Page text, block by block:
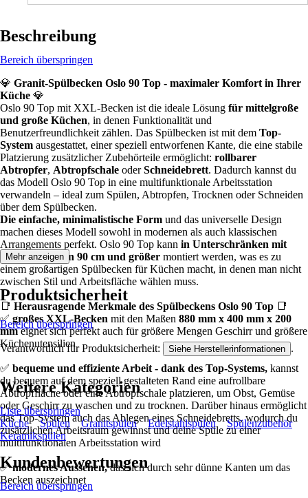
Beschreibung
Bereich überspringen
💎 Granit-Spülbecken Oslo 90 Top - maximaler Komfort in Ihrer
Küche 💎
Oslo 90 Top mit XXL-Becken ist die ideale Lösung für mittelgroße
und große Küchen, in denen Funktionalität und
Benutzerfreundlichkeit zählen. Das Spülbecken ist mit dem Top-
System ausgestattet, einer speziell entworfenen Kante, die eine stabile
Platzierung zusätzlicher Zubehörteile ermöglicht: rollbarer
Abtropfer, Abtropfschale oderSchneidebrett. Dadurch kannst du
das Modell Oslo 90 Top in eine multifunktionale Arbeitsstation
verwandeln – ideal zum Spülen, Abtropfen, Trocknen oder Schneiden
über dem Spülbecken.
Die einfache, minimalistische Form und das universelle Design
machen dieses Modell sowohl in modernen als auch klassischen
Arrangements perfekt. Oslo 90 Top kann in Unterschränken mit
einer Breite von 90 cm und größer montiert werden, was es zu
einem großartigen Spülbecken für Küchen macht, in denen man nicht
zwischen Stil und Arbeitsfläche wählen muss.
📑 Herausragende Merkmale des Spülbeckens Oslo 90 Top 📑
✅ großes XXL-Becken mit den Maßen 880 mm x 400 mm x 200
mmeignet sich perfekt auch für größere Mengen Geschirr und größere
Küchenutensilien
✅ bequeme und effiziente Arbeit - dank des Top-Systems, kannst
du bequem auf dem speziell gestalteten Rand eine aufrollbare
Abtropffläche oder eine Abtropfschale platzieren, um Obst, Gemüse
oder Geschirr zu waschen und zu trocknen. Darüber hinaus ermöglicht
das Top-System auch das Ablegen eines Schneidebretts, wodurch du
zusätzlichen Arbeitsraum gewinnst und deine Spüle zu einer
multifunktionalen Arbeitsstation wird
✅modernes Aussehen,das sich durch sehr dünne Kanten um das
Becken auszeichnet
Mehr anzeigen
Produktsicherheit
Bereich überspringen
Verantwortlich für Produktsicherheit: Siehe Herstellerinformationen .
Weitere Kategorien
Liste überspringen
Küche
Spülen Granitspülen Edelstahlspülen
Spülenzubehör
Keramikspülen
Kundenbewertungen
Bereich überspringen